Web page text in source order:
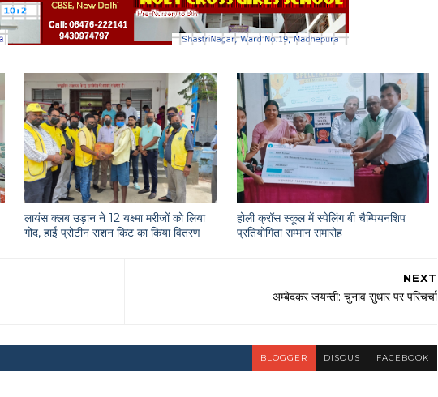
लायंस क्लब उड़ान ने 12 यक्ष्मा मरीजों को लिया
गोद, हाई प्रोटीन राशन किट का किया वितरण
होली क्रॉस स्कूल में स्पेलिंग बी चैम्पियनशिप
प्रतियोगिता सम्मान समारोह
NEXT
अम्बेदकर जयन्ती: चुनाव सुधार पर परिचर्चा
BLOGGER DISQUS FACEBOOK